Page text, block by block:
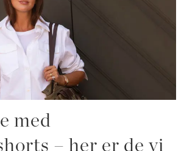
med
– her er de vi